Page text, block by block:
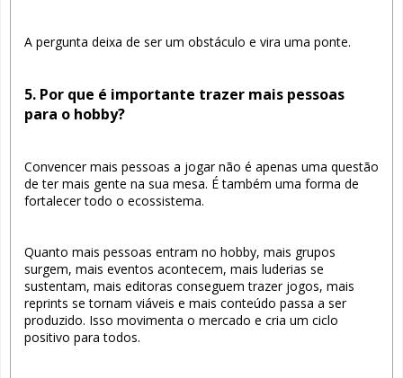
A pergunta deixa de ser um obstáculo e vira uma ponte.
5. Por que é importante trazer mais pessoas
para o hobby?
Convencer mais pessoas a jogar não é apenas uma questão
de ter mais gente na sua mesa. É também uma forma de
fortalecer todo o ecossistema.
Quanto mais pessoas entram no hobby, mais grupos
surgem, mais eventos acontecem, mais luderias se
sustentam, mais editoras conseguem trazer jogos, mais
reprints se tornam viáveis e mais conteúdo passa a ser
produzido. Isso movimenta o mercado e cria um ciclo
positivo para todos.